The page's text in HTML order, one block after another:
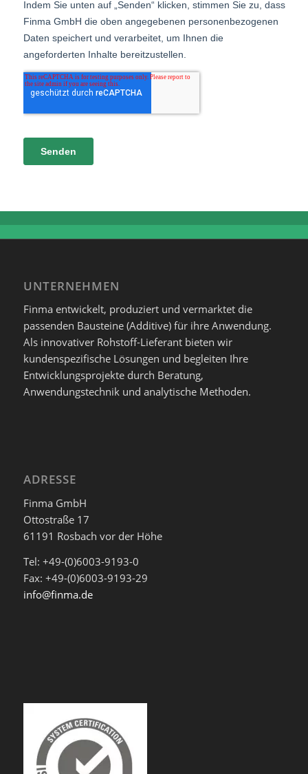
UNTERNEHMEN
Finma entwickelt, produziert und vermarktet die
passenden Bausteine (Additive) für ihre Anwendung.
Als innovativer Rohstoff-Lieferant bieten wir
kundenspezifische Lösungen und begleiten Ihre
Entwicklungsprojekte durch Beratung,
Anwendungstechnik und analytische Methoden.
ADRESSE
Finma GmbH
Ottostraße 17
61191 Rosbach vor der Höhe
Tel: +49-(0)6003-9193-0
Fax: +49-(0)6003-9193-29
info@finma.de